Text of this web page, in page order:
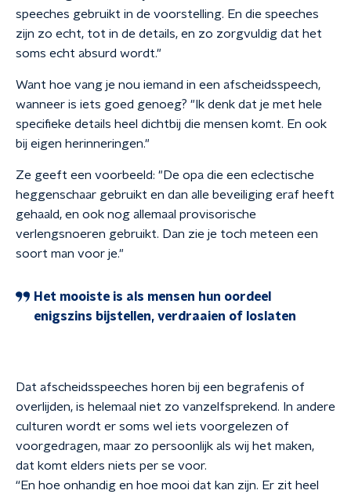
speeches gebruikt in de voorstelling. En die speeches
zijn zo echt, tot in de details, en zo zorgvuldig dat het
soms echt absurd wordt."
Want hoe vang je nou iemand in een afscheidsspeech,
wanneer is iets goed genoeg? "Ik denk dat je met hele
specifieke details heel dichtbij die mensen komt. En ook
bij eigen herinneringen."
Ze geeft een voorbeeld: "De opa die een eclectische
heggenschaar gebruikt en dan alle beveiliging eraf heeft
gehaald, en ook nog allemaal provisorische
verlengsnoeren gebruikt. Dan zie je toch meteen een
soort man voor je."
Het mooiste is als mensen hun oordeel
enigszins bijstellen, verdraaien of loslaten
Dat afscheidsspeeches horen bij een begrafenis of
overlijden, is helemaal niet zo vanzelfsprekend. In andere
culturen wordt er soms wel iets voorgelezen of
voorgedragen, maar zo persoonlijk als wij het maken,
dat komt elders niets per se voor.
“En hoe onhandig en hoe mooi dat kan zijn. Er zit heel